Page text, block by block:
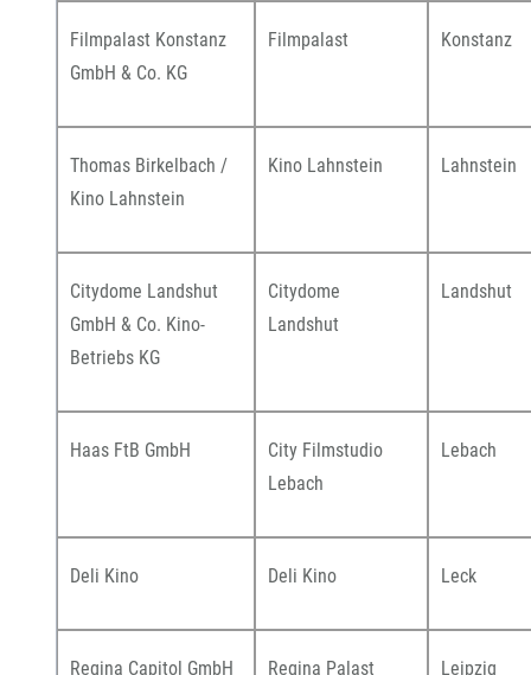
Filmpalast Konstanz
GmbH & Co. KG
Filmpalast Konstanz
Thomas Birkelbach /
Kino Lahnstein
Kino Lahnstein Lahnstein
Citydome Landshut
GmbH & Co. Kino-
Betriebs KG
Citydome
Landshut
Landshut
Haas FtB GmbH
City Filmstudio
Lebach
Lebach
Deli Kino Deli Kino Leck
Regina Capitol GmbH Regina Palast Leipzig